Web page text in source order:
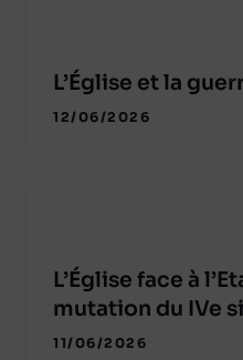
L’Église et la
12/06/2026
L’Église face à
mutation du IVe
11/06/2026